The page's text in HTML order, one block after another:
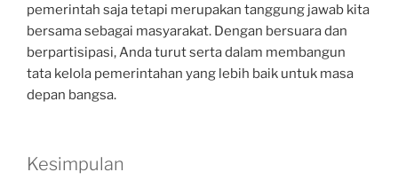
pemerintah saja tetapi merupakan tanggung jawab kita
bersama sebagai masyarakat. Dengan bersuara dan
berpartisipasi, Anda turut serta dalam membangun
tata kelola pemerintahan yang lebih baik untuk masa
depan bangsa.
Kesimpulan